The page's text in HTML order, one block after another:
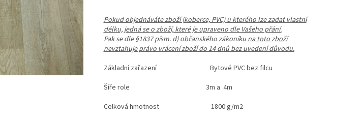
Pokud objednáváte zboží (koberce, PVC) u kterého lze zadat vlastní
délku, jedná se o zboží, které je upraveno dle Vašeho přání.
Pak se dle §1837 písm. d) občanského zákoníkuna toto zboží
nevztahuje právo vrácení zboží do 14 dnů bez uvedení důvodu.
Základní zařazení Bytové PVC bez filcu
Šíře role 3m a 4m
Celková hmotnost 1800 g/m2